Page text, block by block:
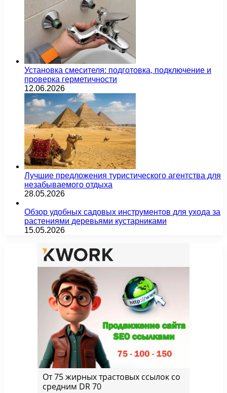
Установка смесителя: подготовка, подключение и
проверка герметичности
12.06.2026
Лучшие предложения туристического агентства для
незабываемого отдыха
28.05.2026
Обзор удобных садовых инструментов для ухода за
растениями деревьями кустарниками
15.05.2026